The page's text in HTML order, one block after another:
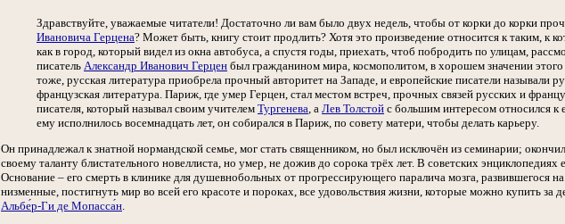
Здравствуйте, уважаемые читатели! Достаточно ли вам было двух недель, чтобы от корки до корки
Ивановича Герцена? Может быть, книгу стоит продлить? Хотя это произведение относится к таким, к
как в город, который видел из окна автобуса, а спустя годы, приехать, чтоб побродить по улицам,
писатель Александр Иванович Герцен был гражданином мира, космополитом, в хорошем значении
тоже, русская литература приобрела прочный авторитет на Западе, и европейские писатели называли
французская литература. Париж, где умер Герцен, стал местом встреч, прочных связей русских и
писателя, который называл своим учителем Тургенева, а Лев Толстой с большим интересом относился к
ему исполнилось восемнадцать лет, он собирался в Париж, по совету матери, чтобы делать карьеру.
Он принадлежал к знатной нормандской семье, мог стать священником, но был исключён из семинарии;
своему таланту блистательного новеллиста, но умер, не дожив до сорока трёх лет. В советских
Основание – его смерть в клинике для душевнобольных от прогрессирующего паралича мозга, развившегося
низменные, постигнуть мир во всей его красоте и пороках, все удовольствия жизни, которые можно купить за
Альбе́р-Ги де Мопасса́н.